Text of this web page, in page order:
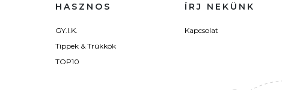
HASZNOS
GY.I.K.
Tippek & Trükkök
TOP10
ÍRJ NEKÜNK
Kapcsolat